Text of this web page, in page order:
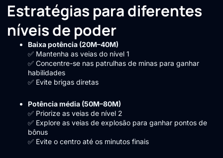
Estratégias para diferentes
níveis de poder
Baixa potência (20M–40M)
✅ Mantenha as veias do nível 1
✅ Concentre-se nas patrulhas de minas para ganhar
habilidades
✅ Evite brigas diretas
Potência média (50M–80M)
✅ Priorize as veias de nível 2
✅ Explore as veias de explosão para ganhar pontos de
bônus
✅ Evite o centro até os minutos finais